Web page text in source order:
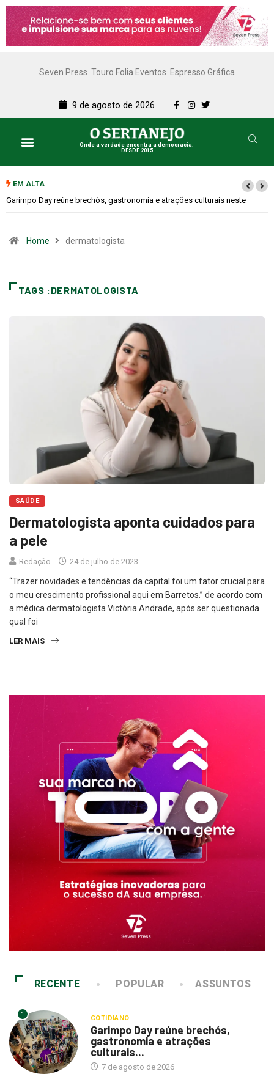
Seven Press Touro Folia Eventos Espresso Gráfica
9 de agosto de 2026
Onde a verdade encontra a democracia.
DESDE 2015
EM ALTA
Garimpo Day reúne brechós, gastronomia e atrações culturais neste
Home dermatologista
TAGS :DERMATOLOGISTA
SAÚDE
Dermatologista aponta cuidados para
a pele
Redação 24 de julho de 2023
“Trazer novidades e tendências da capital foi um fator crucial para
o meu crescimento profissional aqui em Barretos.” de acordo com
a médica dermatologista Victória Andrade, após ser questionada
qual foi
LER MAIS
RECENTE POPULAR ASSUNTOS
1 COTIDIANO
Garimpo Day reúne brechós,
gastronomia e atrações
culturais...
7 de agosto de 2026